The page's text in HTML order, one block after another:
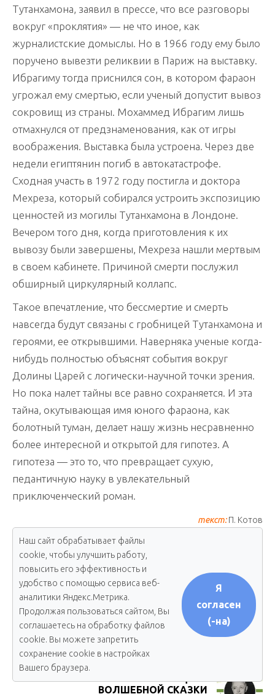
Тутанхамона, заявил в прессе, что все разговоры
вокруг «проклятия» — не что иное, как
журналистские домыслы. Но в 1966 году ему было
поручено вывезти реликвии в Париж на выставку.
Ибрагиму тогда приснился сон, в котором фараон
угрожал ему смертью, если ученый допустит вывоз
сокровищ из страны. Мохаммед Ибрагим лишь
отмахнулся от предзнаменования, как от игры
воображения. Выставка была устроена. Через две
недели египтянин погиб в автокатастрофе.
Сходная участь в 1972 году постигла и доктора
Мехреза, который собирался устроить экспозицию
ценностей из могилы Тутанхамона в Лондоне.
Вечером того дня, когда приготовления к их
вывозу были завершены, Мехреза нашли мертвым
в своем кабинете. Причиной смерти послужил
обширный циркулярный коллапс.
Такое впечатление, что бессмертие и смерть
навсегда будут связаны с гробницей Тутанхамона и
героями, ее открывшими. Наверняка ученые когда-
нибудь полностью объяснят события вокруг
Долины Царей с логически-научной точки зрения.
Но пока налет тайны все равно сохраняется. И эта
тайна, окутывающая имя юного фараона, как
болотный туман, делает нашу жизнь несравненно
более интересной и открытой для гипотез. А
гипотеза — это то, что превращает сухую,
педантичную науку в увлекательный
приключенческий роман.
текст: П. Котов
иллюстрации:
(3 оценок, среднее:5,00
20 номер
КРАСОТА СПАСЕТ МИР?
Предыдущая статья
ВОЛШЕБНОЙ СКАЗКИ
Наш сайт обрабатывает файлы
cookie, чтобы улучшить работу,
повысить его эффективность и
удобство с помощью сервиса веб-
аналитики Яндекс.Метрика.
Продолжая пользоваться сайтом, Вы
соглашаетесь на обработку файлов
cookie. Вы можете запретить
сохранение cookie в настройках
Вашего браузера.
Я
согласен
(-на)